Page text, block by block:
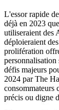
L'essor rapide
déjà en 2023
utiliseraient des
déploieraient
prolifération
personnalisation
défis majeurs
2024 par The
consommateurs
précis ou digne